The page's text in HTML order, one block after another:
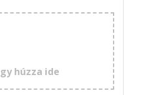
húzza ide